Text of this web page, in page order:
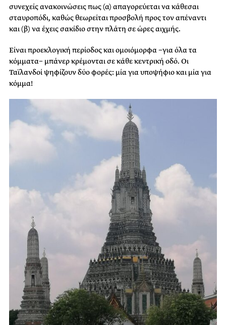
συνεχείς ανακοινώσεις πως (α) απαγορεύεται να κάθεσαι
σταυροπόδι, καθώς θεωρείται προσβολή προς τον απέναντι
και (β) να έχεις σακίδιο στην πλάτη σε ώρες αιχμής.
Είναι προεκλογική περίοδος και ομοιόμορφα −για όλα τα
κόμματα− μπάνερ κρέμονται σε κάθε κεντρική οδό. Οι
Ταϊλανδοί ψηφίζουν δύο φορές: μία για υποψήφιο και μία για
κόμμα!